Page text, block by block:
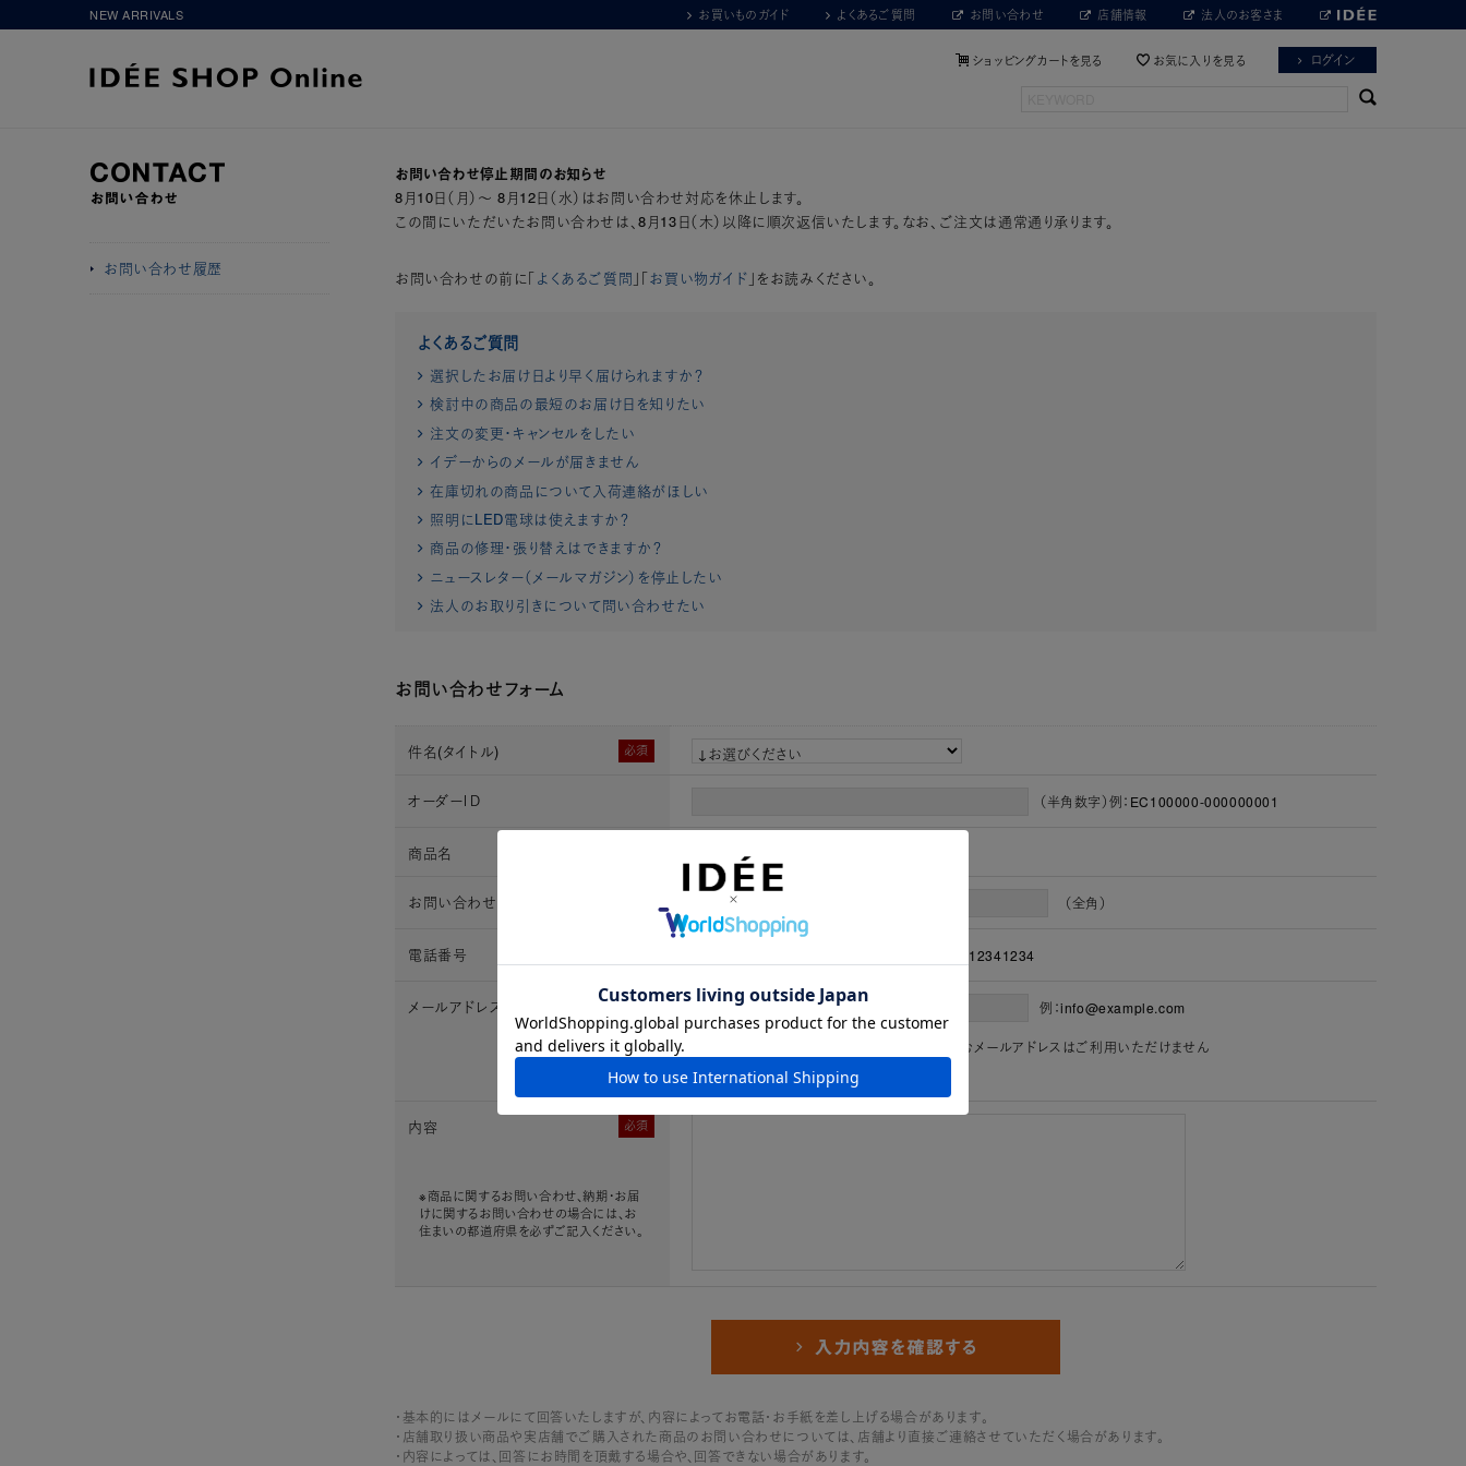
NEW ARRIVALS お買いものガイド よくあるご質問 お問い合わせ 店舗情報 法人のお客さま
ショッピングカートを見る お気に入りを見る ログイン
お問い合わせ履歴
お問い合わせ停止期間のお知らせ
8月10日（月）～ 8月12日（水）はお問い合わせ対応を休止します。
この間にいただいたお問い合わせは、8月13日（木）以降に順次返信いたします。なお、ご注文は通常通り承ります。
お問い合わせの前に「よくあるご質問 」「お買い物ガイド 」をお読みください。
よくあるご質問
選択したお届け日より早く届けられますか？
検討中の商品の最短のお届け日を知りたい
注文の変更・キャンセルをしたい
イデーからのメールが届きません
在庫切れの商品について入荷連絡がほしい
照明にLED電球は使えますか？
商品の修理・張り替えはできますか？
ニュースレター（メールマガジン）を停止したい
法人のお取り引きについて問い合わせたい
お問い合わせフォーム
必須
件名(タイトル)
オーダーＩＤ （半角数字）例：EC100000-000000001
商品名
お問い合わせ時お名前 （全角）
電話番号 （半角数字）例：09012341234
必須
メールアドレス 例：info@example.com
※「.@ (@の前にドット)」、「.. (ドット2つ)」を含むメールアドレスはご利用いただけません
必須
内容
※商品に関するお問い合わせ、納期・お届
けに関するお問い合わせの場合には、お
住まいの都道府県を必ずご記入ください。
・基本的にはメールにて回答いたしますが、内容によってお電話・お手紙を差し上げる場合があります。
・店舗取り扱い商品や実店舗でご購入された商品のお問い合わせについては、店舗より直接ご連絡させていただく場合があります。
・内容によっては、回答にお時間を頂戴する場合や、回答できない場合があります。